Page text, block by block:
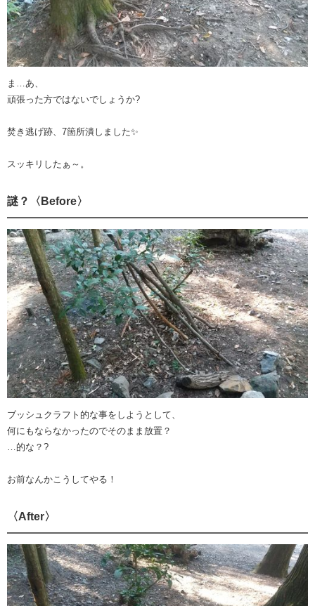
ま…あ、
頑張った方ではないでしょうか?
焚き逃げ跡、7箇所潰しました✨
スッキリしたぁ～。
謎？〈Before〉
ブッシュクラフト的な事をしようとして、
何にもならなかったのでそのまま放置？
…的な？?
お前なんかこうしてやる！
〈After〉